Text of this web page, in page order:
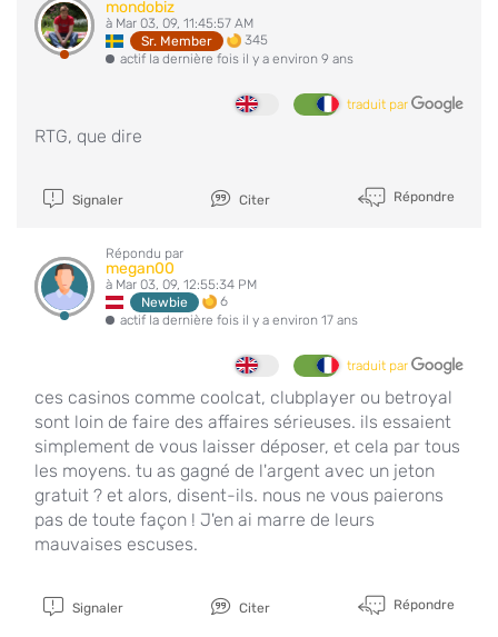
mondobiz
à Mar 03, 09, 11:45:57 AM
Sr. Member
345
actif la dernière fois il y a environ 9 ans
traduit par
RTG, que dire
Signaler Citer Répondre
Répondu par
megan00
à Mar 03, 09, 12:55:34 PM
Newbie
6
actif la dernière fois il y a environ 17 ans
traduit par
ces casinos comme coolcat, clubplayer ou betroyal
sont loin de faire des affaires sérieuses. ils essaient
simplement de vous laisser déposer, et cela par tous
les moyens. tu as gagné de l'argent avec un jeton
gratuit ? et alors, disent-ils. nous ne vous paierons
pas de toute façon ! J'en ai marre de leurs
mauvaises escuses.
Signaler Citer Répondre